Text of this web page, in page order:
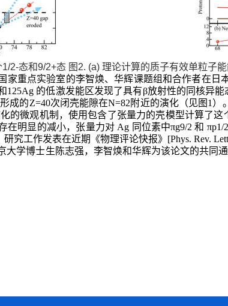
2-态和9/2+态 图2. (a) 理论计算的质子有效单粒子
家重点实验室的李智焕、华辉课题组和合作者在日
125Ag 的低激发能区发现了具有β放射性的同核异
成的Z=40次闭壳能隙在N=82附近的演化（见图1
的微观机制，使用包含了张量力的壳模型计算了这
在明显的减小，张量力对 Ag 同位素中πg9/2 和
究工作发表在近期《物理评论快报》[Phys. Rev. Lett.
大学博士生陈志强，李智焕和华辉为该论文的共同